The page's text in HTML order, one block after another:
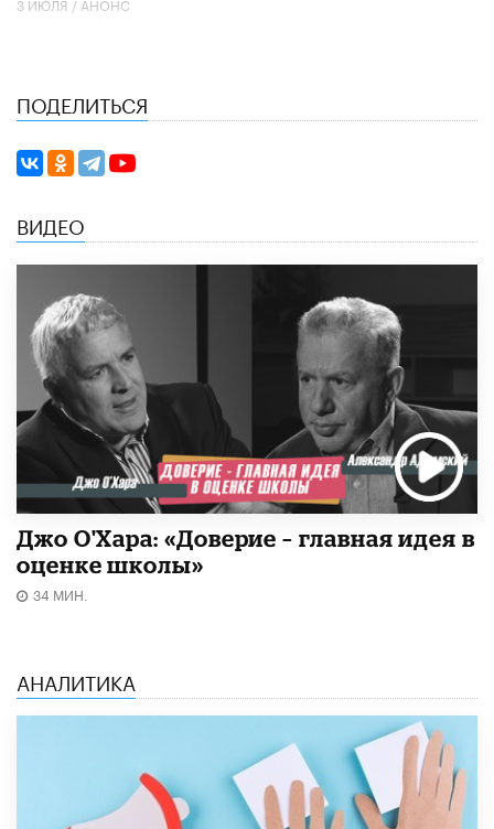
ПОДЕЛИТЬСЯ
ВИДЕО
Джо О'Хара: «Доверие – главная идея в
оценке школы»
34 МИН.
АНАЛИТИКА